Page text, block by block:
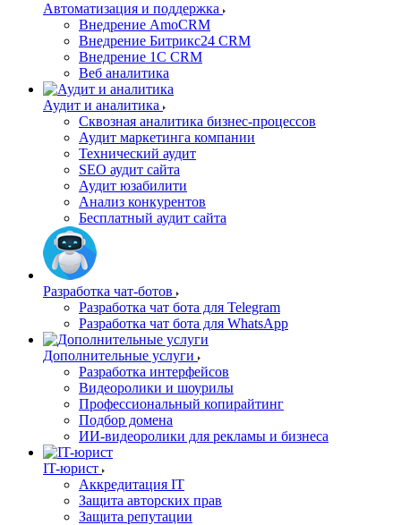
Автоматизация и поддержка
Внедрение AmoCRM
Внедрение Битрикс24 CRM
Внедрение 1C CRM
Веб аналитика
Аудит и аналитика
Сквозная аналитика бизнес-процессов
Аудит маркетинга компании
Технический аудит
SEO аудит сайта
Аудит юзабилити
Анализ конкурентов
Бесплатный аудит сайта
Разработка чат-ботов
Разработка чат бота для Telegram
Разработка чат бота для WhatsApp
Дополнительные услуги
Разработка интерфейсов
Видеоролики и шоурилы
Профессиональный копирайтинг
Подбор домена
ИИ-видеоролики для рекламы и бизнеса
IT-юрист
Аккредитация IT
Защита авторских прав
Защита репутации